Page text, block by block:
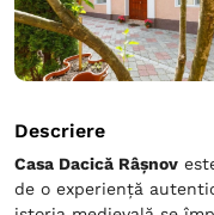
Descriere
Casa Dacică Râșnov
de o experiență